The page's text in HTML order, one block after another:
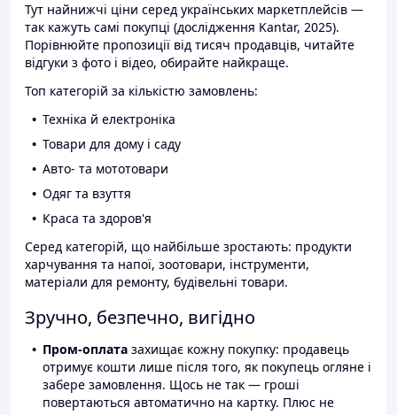
Тут найнижчі ціни серед українських маркетплейсів —
так кажуть самі покупці (дослідження Kantar, 2025).
Порівнюйте пропозиції від тисяч продавців, читайте
відгуки з фото і відео, обирайте найкраще.
Топ категорій за кількістю замовлень:
Техніка й електроніка
Товари для дому і саду
Авто- та мототовари
Одяг та взуття
Краса та здоров'я
Серед категорій, що найбільше зростають: продукти
харчування та напої, зоотовари, інструменти,
матеріали для ремонту, будівельні товари.
Зручно, безпечно, вигідно
Пром-оплата захищає кожну покупку: продавець
отримує кошти лише після того, як покупець огляне і
забере замовлення. Щось не так — гроші
повертаються автоматично на картку. Плюс не